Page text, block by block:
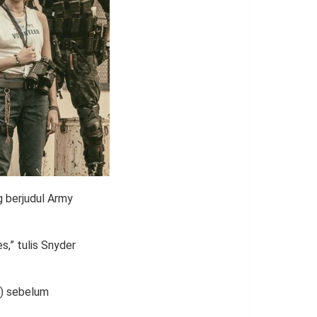
berjudul Army
tulis Snyder
sebelum